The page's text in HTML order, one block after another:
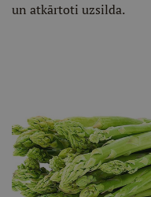
un atkārtoti uzsilda.